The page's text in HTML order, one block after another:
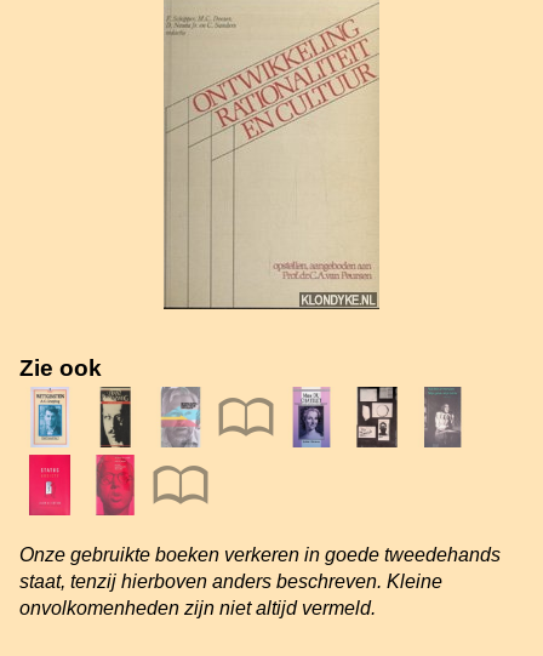
Zie ook
Onze gebruikte boeken verkeren in goede tweedehands
staat, tenzij hierboven anders beschreven. Kleine
onvolkomenheden zijn niet altijd vermeld.